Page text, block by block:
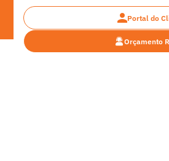
Orçamento
Portal do